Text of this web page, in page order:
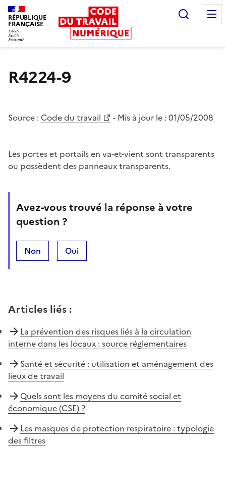
RÉPUBLIQUE
FRANÇAISE
R4224-9
Source : Code du travail - Mis à jour le : 01/05/2008
Les portes et portails en va-et-vient sont transparents
ou possèdent des panneaux transparents.
Avez-vous trouvé la réponse à votre
question ?
Non Oui
Articles liés :
La prévention des risques liés à la circulation
interne dans les locaux : source réglementaires
Santé et sécurité : utilisation et aménagement des
lieux de travail
Quels sont les moyens du comité social et
économique (CSE) ?
Les masques de protection respiratoire : typologie
des filtres